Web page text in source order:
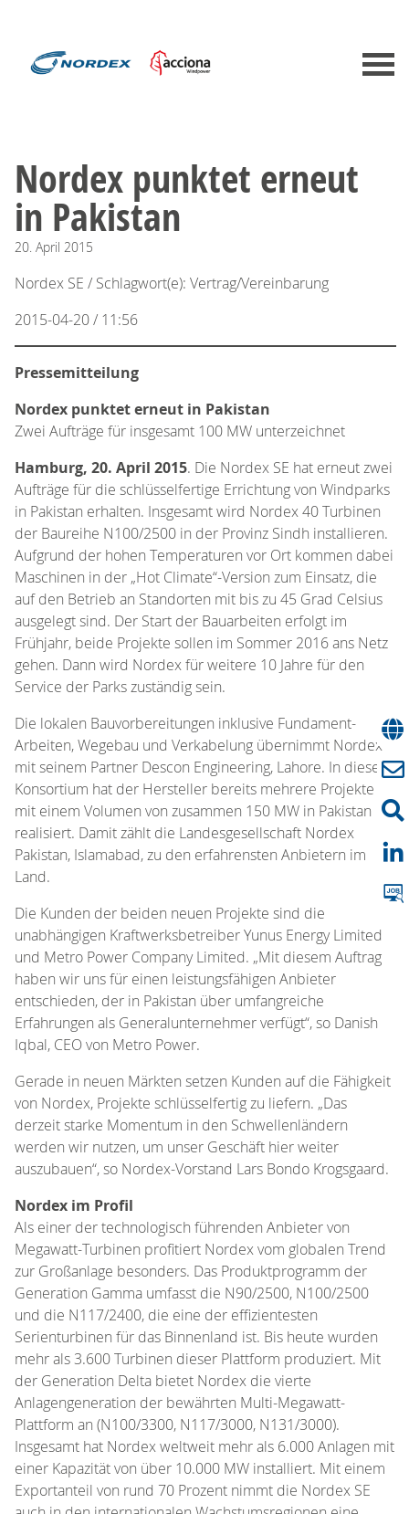
Nordex punktet erneut
in Pakistan
20. April 2015
Nordex SE / Schlagwort(e): Vertrag/Vereinbarung
2015-04-20 / 11:56
Pressemitteilung
Nordex punktet erneut in Pakistan
Zwei Aufträge für insgesamt 100 MW unterzeichnet
Hamburg, 20. April 2015. Die Nordex SE hat erneut zwei
Aufträge für die schlüsselfertige Errichtung von Windparks
in Pakistan erhalten. Insgesamt wird Nordex 40 Turbinen
der Baureihe N100/2500 in der Provinz Sindh installieren.
Aufgrund der hohen Temperaturen vor Ort kommen dabei
Maschinen in der „Hot Climate“-Version zum Einsatz, die
auf den Betrieb an Standorten mit bis zu 45 Grad Celsius
ausgelegt sind. Der Start der Bauarbeiten erfolgt im
Frühjahr, beide Projekte sollen im Sommer 2016 ans Netz
gehen. Dann wird Nordex für weitere 10 Jahre für den
Service der Parks zuständig sein.
Die lokalen Bauvorbereitungen inklusive Fundament-
Arbeiten, Wegebau und Verkabelung übernimmt Nordex
mit seinem Partner Descon Engineering, Lahore. In diesem
Konsortium hat der Hersteller bereits mehrere Projekte
mit einem Volumen von zusammen 150 MW in Pakistan
realisiert. Damit zählt die Landesgesellschaft Nordex
Pakistan, Islamabad, zu den erfahrensten Anbietern im
Land.
Die Kunden der beiden neuen Projekte sind die
unabhängigen Kraftwerksbetreiber Yunus Energy Limited
und Metro Power Company Limited. „Mit diesem Auftrag
haben wir uns für einen leistungsfähigen Anbieter
entschieden, der in Pakistan über umfangreiche
Erfahrungen als Generalunternehmer verfügt“, so Danish
Iqbal, CEO von Metro Power.
Gerade in neuen Märkten setzen Kunden auf die Fähigkeit
von Nordex, Projekte schlüsselfertig zu liefern. „Das
derzeit starke Momentum in den Schwellenländern
werden wir nutzen, um unser Geschäft hier weiter
auszubauen“, so Nordex-Vorstand Lars Bondo Krogsgaard.
Nordex im Profil
Als einer der technologisch führenden Anbieter von
Megawatt-Turbinen profitiert Nordex vom globalen Trend
zur Großanlage besonders. Das Produktprogramm der
Generation Gamma umfasst die N90/2500, N100/2500
und die N117/2400, die eine der effizientesten
Serienturbinen für das Binnenland ist. Bis heute wurden
mehr als 3.600 Turbinen dieser Plattform produziert. Mit
der Generation Delta bietet Nordex die vierte
Anlagengeneration der bewährten Multi-Megawatt-
Plattform an (N100/3300, N117/3000, N131/3000).
Insgesamt hat Nordex weltweit mehr als 6.000 Anlagen mit
einer Kapazität von über 10.000 MW installiert. Mit einem
Exportanteil von rund 70 Prozent nimmt die Nordex SE